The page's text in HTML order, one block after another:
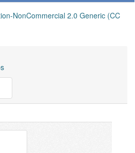
NonCommercial 2.0 Generic (CC